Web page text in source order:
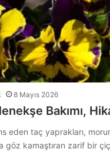
8 Mayıs 2026
Bakımı,
eden taç yaprakları,
göz kamaştıran zarif bir